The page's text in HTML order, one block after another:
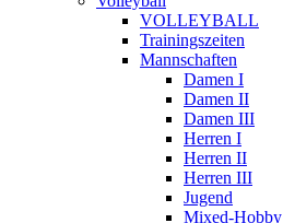
VOLLEYBALL
Trainingszeiten
Mannschaften
Damen I
Damen II
Damen III
Herren I
Herren II
Herren III
Jugend
Mixed-